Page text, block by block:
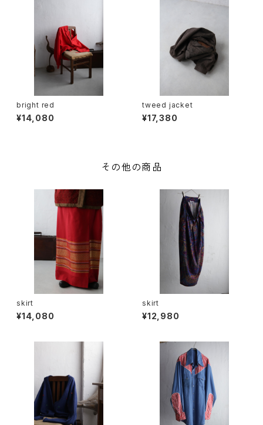
bright red
¥14,080
tweed jacket
¥17,380
その他の商品
skirt
¥14,080
skirt
¥12,980